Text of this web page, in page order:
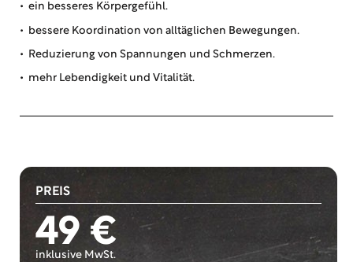
• ein besseres Körpergefühl.
• bessere Koordination von alltäglichen Bewegungen.
• Reduzierung von Spannungen und Schmerzen.
• mehr Lebendigkeit und Vitalität.
PREIS
49 €
inklusive MwSt.